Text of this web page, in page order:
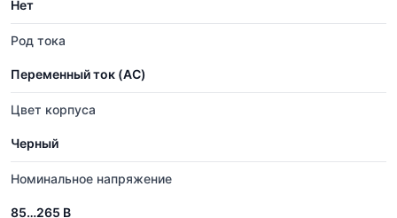
Нет
Род тока
Переменный ток (AC)
Цвет корпуса
Черный
Номинальное напряжение
85…265 В